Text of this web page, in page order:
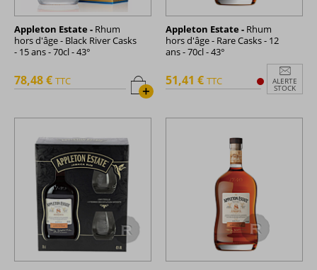
Appleton Estate - Rhum
hors d'âge - Black River Casks
- 15 ans - 70cl - 43°
+
78,48 € TTC
Appleton Estate - Rhum
hors d'âge - Rare Casks - 12
ans - 70cl - 43°
ALERTE
STOCK
51,41 € TTC